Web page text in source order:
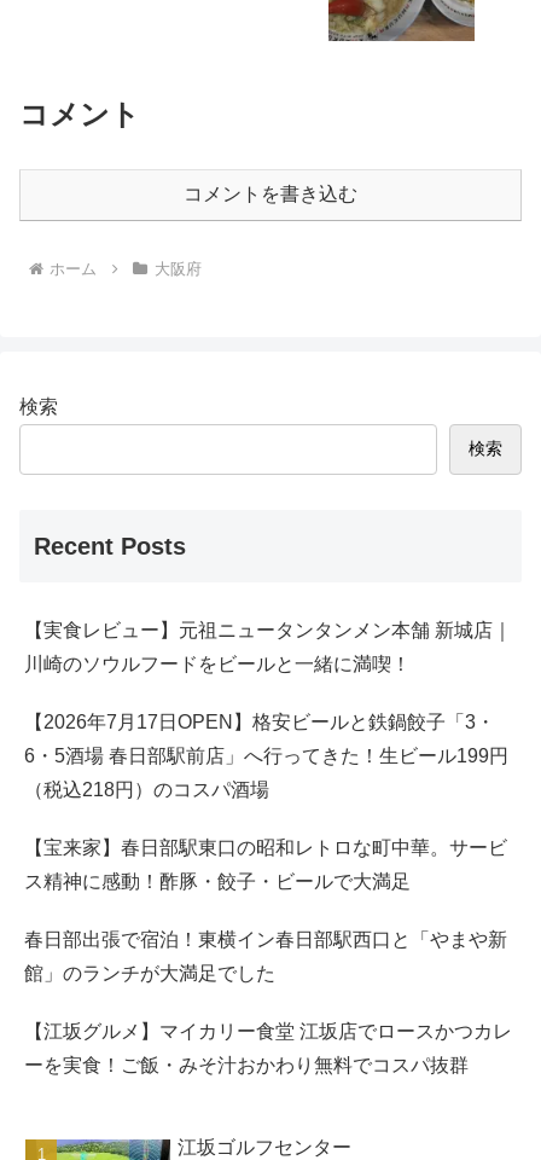
コメント
コメントを書き込む
ホーム 大阪府
検索
検索
Recent Posts
【実食レビュー】元祖ニュータンタンメン本舗 新城店｜
川崎のソウルフードをビールと一緒に満喫！
【2026年7月17日OPEN】格安ビールと鉄鍋餃子「3・
6・5酒場 春日部駅前店」へ行ってきた！生ビール199円
（税込218円）のコスパ酒場
【宝来家】春日部駅東口の昭和レトロな町中華。サービ
ス精神に感動！酢豚・餃子・ビールで大満足
春日部出張で宿泊！東横イン春日部駅西口と「やまや新
館」のランチが大満足でした
【江坂グルメ】マイカリー食堂 江坂店でロースかつカレ
ーを実食！ご飯・みそ汁おかわり無料でコスパ抜群
江坂ゴルフセンター